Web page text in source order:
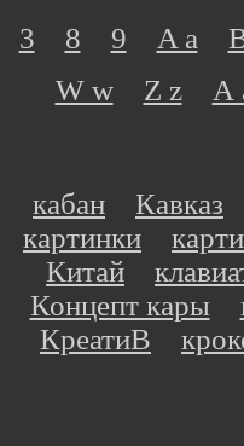
3 8 9 A a
W w
Z z А
кабан
Кавказ
картинки
Китай
Концепт кары
КреатиВ